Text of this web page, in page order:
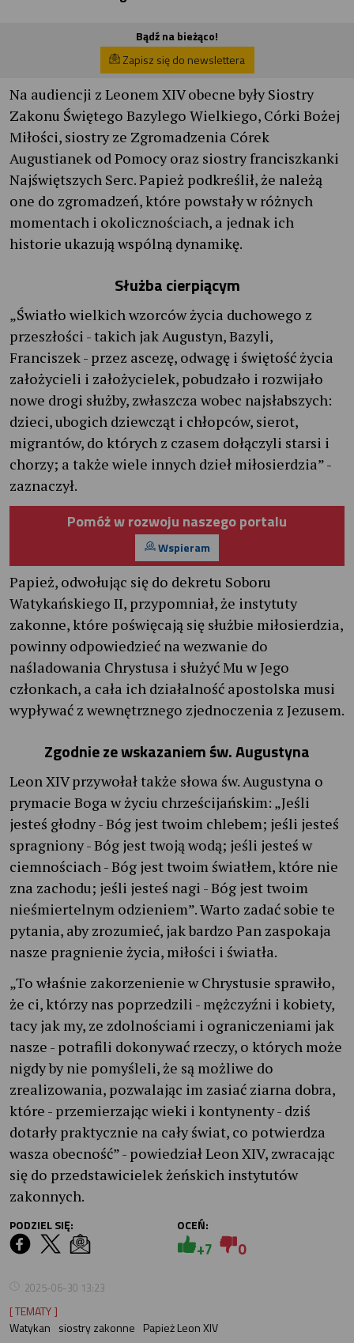
Bądź na bieżąco!
Zapisz się do newslettera
Na audiencji z Leonem XIV obecne były Siostry
Zakonu Świętego Bazylego Wielkiego, Córki Bożej
Miłości, siostry ze Zgromadzenia Córek
Augustianek od Pomocy oraz siostry franciszkanki
Najświętszych Serc. Papież podkreślił, że należą
one do zgromadzeń, które powstały w różnych
momentach i okolicznościach, a jednak ich
historie ukazują wspólną dynamikę.
Służba cierpiącym
„Światło wielkich wzorców życia duchowego z
przeszłości - takich jak Augustyn, Bazyli,
Franciszek - przez ascezę, odwagę i świętość życia
założycieli i założycielek, pobudzało i rozwijało
nowe drogi służby, zwłaszcza wobec najsłabszych:
dzieci, ubogich dziewcząt i chłopców, sierot,
migrantów, do których z czasem dołączyli starsi i
chorzy; a także wiele innych dzieł miłosierdzia” -
zaznaczył.
Pomóż w rozwoju naszego portalu
Wspieram
Papież, odwołując się do dekretu Soboru
Watykańskiego II, przypomniał, że instytuty
zakonne, które poświęcają się służbie miłosierdzia,
powinny odpowiedzieć na wezwanie do
naśladowania Chrystusa i służyć Mu w Jego
członkach, a cała ich działalność apostolska musi
wypływać z wewnętrznego zjednoczenia z Jezusem.
Zgodnie ze wskazaniem św. Augustyna
Leon XIV przywołał także słowa św. Augustyna o
prymacie Boga w życiu chrześcijańskim: „Jeśli
jesteś głodny - Bóg jest twoim chlebem; jeśli jesteś
spragniony - Bóg jest twoją wodą; jeśli jesteś w
ciemnościach - Bóg jest twoim światłem, które nie
zna zachodu; jeśli jesteś nagi - Bóg jest twoim
nieśmiertelnym odzieniem”. Warto zadać sobie te
pytania, aby zrozumieć, jak bardzo Pan zaspokaja
nasze pragnienie życia, miłości i światła.
„To właśnie zakorzenienie w Chrystusie sprawiło,
że ci, którzy nas poprzedzili - mężczyźni i kobiety,
tacy jak my, ze zdolnościami i ograniczeniami jak
nasze - potrafili dokonywać rzeczy, o których może
nigdy by nie pomyśleli, że są możliwe do
zrealizowania, pozwalając im zasiać ziarna dobra,
które - przemierzając wieki i kontynenty - dziś
dotarły praktycznie na cały świat, co potwierdza
wasza obecność” - powiedział Leon XIV, zwracając
się do przedstawicielek żeńskich instytutów
zakonnych.
PODZIEL SIĘ: OCEŃ:
+7 0
2025-06-30 13:23
[ TEMATY ]
Watykan siostry zakonne Papież Leon XIV